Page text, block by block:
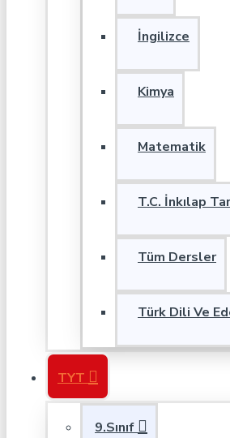
İngilizce
Kimya
Matematik
T.C. İnkılap
Tüm Dersler
Türk Dili Ve
TYT
9.Sınıf